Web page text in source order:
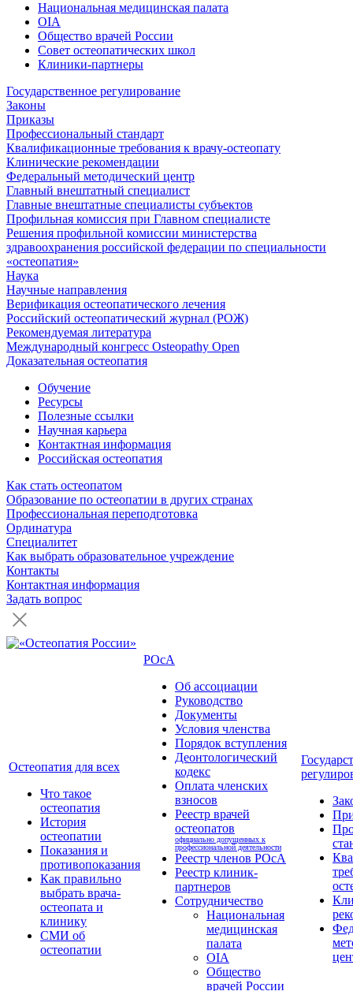
Национальная медицинская палата
OIA
Общество врачей России
Совет остеопатических школ
Клиники-партнеры
Государственное регулирование
Законы
Приказы
Профессиональный стандарт
Квалификационные требования к врачу-остеопату
Клинические рекомендации
Федеральный методический центр
Главный внештатный специалист
Главные внештатные специалисты субъектов
Профильная комиссия при Главном специалисте
Решения профильной комиссии министерства
здравоохранения российской федерации по специальности
«остеопатия»
Наука
Научные направления
Верификация остеопатического лечения
Российский остеопатический журнал (РОЖ)
Рекомендуемая литература
Международный конгресс Osteopathy Open
Доказательная остеопатия
Обучение
Ресурсы
Полезные ссылки
Научная карьера
Контактная информация
Российская остеопатия
Как стать остеопатом
Образование по остеопатии в других странах
Профессиональная переподготовка
Ординатура
Специалитет
Как выбрать образовательное учреждение
Контакты
Контактная информация
Задать вопрос
Остеопатия для всех
Что такое
остеопатия
История
остеопатии
Показания и
противопоказания
Как правильно
выбрать врача-
остеопата и
клинику
СМИ об
остеопатии
РОсА
Об ассоциации
Руководство
Документы
Условия членства
Порядок вступления
Деонтологический
кодекс
Оплата членских
взносов
Реестр врачей
остеопатов
официально допущенных к
профессиональной деятельности
Реестр членов РОсА
Реестр клиник-
партнеров
Сотрудничество
Национальная
медицинская
палата
OIA
Общество
врачей России